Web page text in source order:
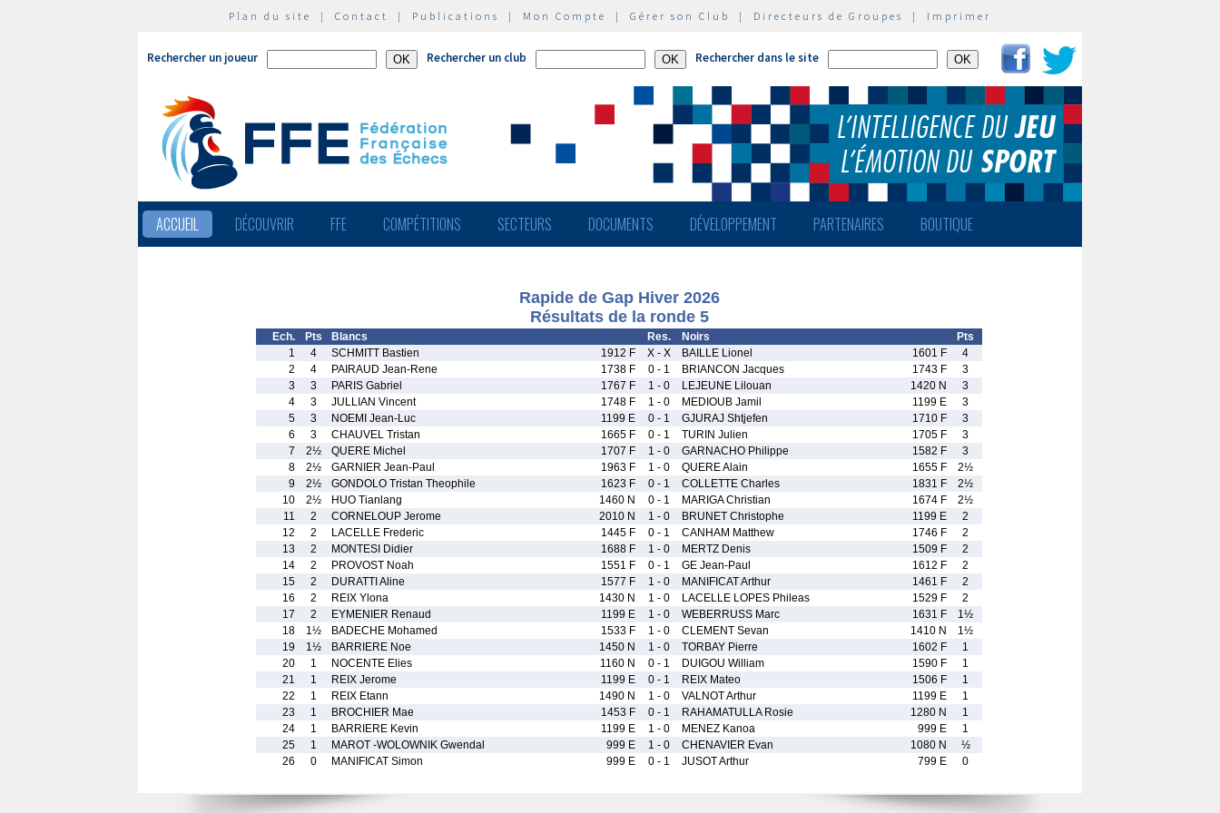
Plan du site | Contact | Publications | Mon Compte | Gérer son Club | Directeurs de Groupes | Imprimer
Rechercher un joueur Rechercher un club Rechercher dans le site
ACCUEIL DÉCOUVRIR FFE COMPÉTITIONS SECTEURS DOCUMENTS DÉVELOPPEMENT PARTENAIRES BOUTIQUE
Rapide de Gap Hiver 2026
Résultats de la ronde 5
Ech. Pts Blancs Res. Noirs
Pts
1
4 SCHMITT Bastien 1912 F X - X BAILLE Lionel 1601 F
4
2
4 PAIRAUD Jean-Rene 1738 F 0 - 1 BRIANCON Jacques 1743 F
3
3
3 PARIS Gabriel 1767 F 1 - 0 LEJEUNE Lilouan 1420 N
3
4
3 JULLIAN Vincent 1748 F 1 - 0 MEDIOUB Jamil 1199 E
3
5
3 NOEMI Jean-Luc 1199 E 0 - 1 GJURAJ Shtjefen 1710 F
3
6
3 CHAUVEL Tristan 1665 F 0 - 1 TURIN Julien 1705 F
3
7
2½ QUERE Michel 1707 F 1 - 0 GARNACHO Philippe 1582 F
3
8
2½ GARNIER Jean-Paul 1963 F 1 - 0 QUERE Alain 1655 F
2½
9
2½ GONDOLO Tristan Theophile 1623 F 0 - 1 COLLETTE Charles 1831 F
2½
10
2½ HUO Tianlang 1460 N 0 - 1 MARIGA Christian 1674 F
2½
11
2 CORNELOUP Jerome 2010 N 1 - 0 BRUNET Christophe 1199 E
2
12
2 LACELLE Frederic 1445 F 0 - 1 CANHAM Matthew 1746 F
2
13
2 MONTESI Didier 1688 F 1 - 0 MERTZ Denis 1509 F
2
14
2 PROVOST Noah 1551 F 0 - 1 GE Jean-Paul 1612 F
2
15
2 DURATTI Aline 1577 F 1 - 0 MANIFICAT Arthur 1461 F
2
16
2 REIX Ylona 1430 N 1 - 0 LACELLE LOPES Phileas 1529 F
2
17
2 EYMENIER Renaud 1199 E 1 - 0 WEBERRUSS Marc 1631 F
1½
18
1½ BADECHE Mohamed 1533 F 1 - 0 CLEMENT Sevan 1410 N
1½
19
1½ BARRIERE Noe 1450 N 1 - 0 TORBAY Pierre 1602 F
1
20
1 NOCENTE Elies 1160 N 0 - 1 DUIGOU William 1590 F
1
21
1 REIX Jerome 1199 E 0 - 1 REIX Mateo 1506 F
1
22
1 REIX Etann 1490 N 1 - 0 VALNOT Arthur 1199 E
1
23
1 BROCHIER Mae 1453 F 0 - 1 RAHAMATULLA Rosie 1280 N
1
24
1 BARRIERE Kevin 1199 E 1 - 0 MENEZ Kanoa 999 E
1
25
1 MAROT -WOLOWNIK Gwendal 999 E 1 - 0 CHENAVIER Evan 1080 N
½
26
0 MANIFICAT Simon 999 E 0 - 1 JUSOT Arthur 799 E 0